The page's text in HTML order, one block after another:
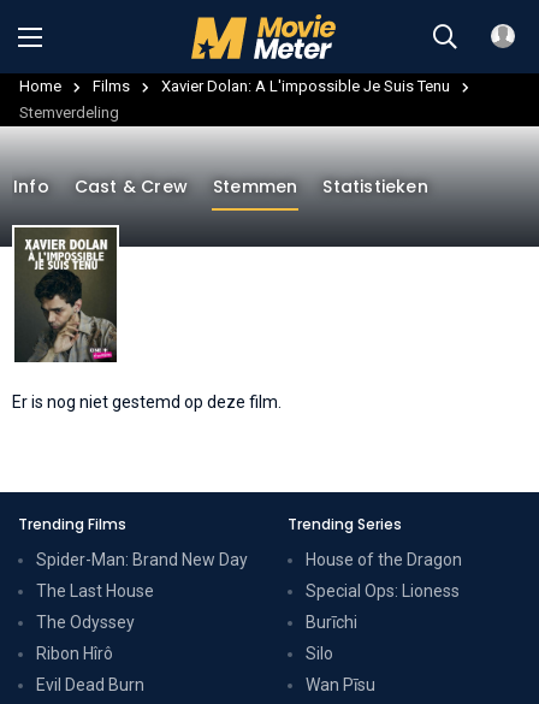
Home Films
Xavier Dolan: A L'impossible Je Suis Tenu
Stemverdeling
Info Cast & Crew Stemmen Statistieken
Er is nog niet gestemd op deze film.
Trending Films
Spider-Man: Brand New Day
The Last House
The Odyssey
Ribon Hîrô
Evil Dead Burn
Trending Series
House of the Dragon
Special Ops: Lioness
Burīchi
Silo
Wan Pīsu